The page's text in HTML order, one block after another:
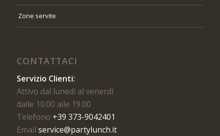
Zone servite
CONTATTACI
Servizio Clienti:
Attivo dal lunedì al venerdì
dalle 10.00 alle 19.00
Telefono +39 373-9042401
Email service@partylunch.it